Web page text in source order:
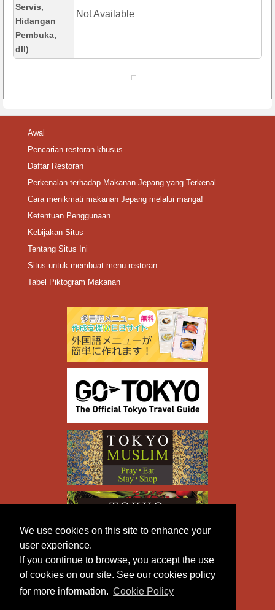
We use cookies on this site to enhance your
user experience.
If you continue to browse, you accept the use
of cookies on our site. See our cookies policy
for more information. Cookie Policy
Servis,
Hidangan
Pembuka,
dll)
Not Available
Awal
Pencarian restoran khusus
Daftar Restoran
Perkenalan terhadap Makanan Jepang yang Terkenal
Cara menikmati makanan Jepang melalui manga!
Ketentuan Penggunaan
Kebijakan Situs
Tentang Situs Ini
Situs untuk membuat menu restoran.
Tabel Piktogram Makanan